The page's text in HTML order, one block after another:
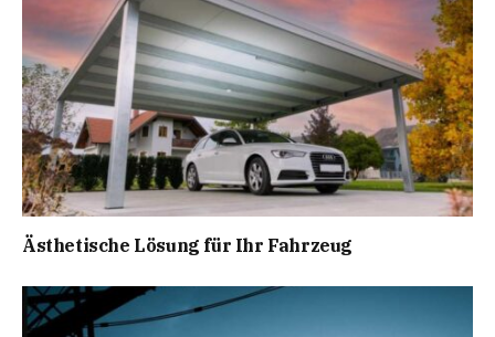
Ästhetische Lösung für Ihr Fahrzeug